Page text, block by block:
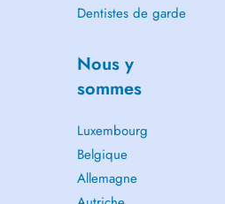
Dentistes de garde
Nous y
sommes
Luxembourg
Belgique
Allemagne